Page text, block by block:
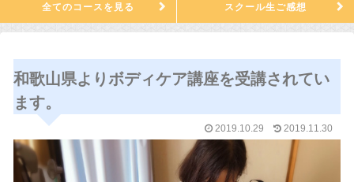
全てのコースを見る スクール生ご感想
和歌山県よりボディケア講座を受講されてい
ます。
2019.10.29 2019.11.30